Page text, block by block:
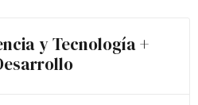
y Tecnología +